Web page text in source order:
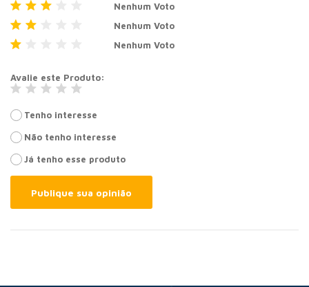
Nenhum Voto
Nenhum Voto
Nenhum Voto
Avalie este Produto
Tenho interesse
Não tenho interesse
Já tenho esse produto
Publique sua opinião